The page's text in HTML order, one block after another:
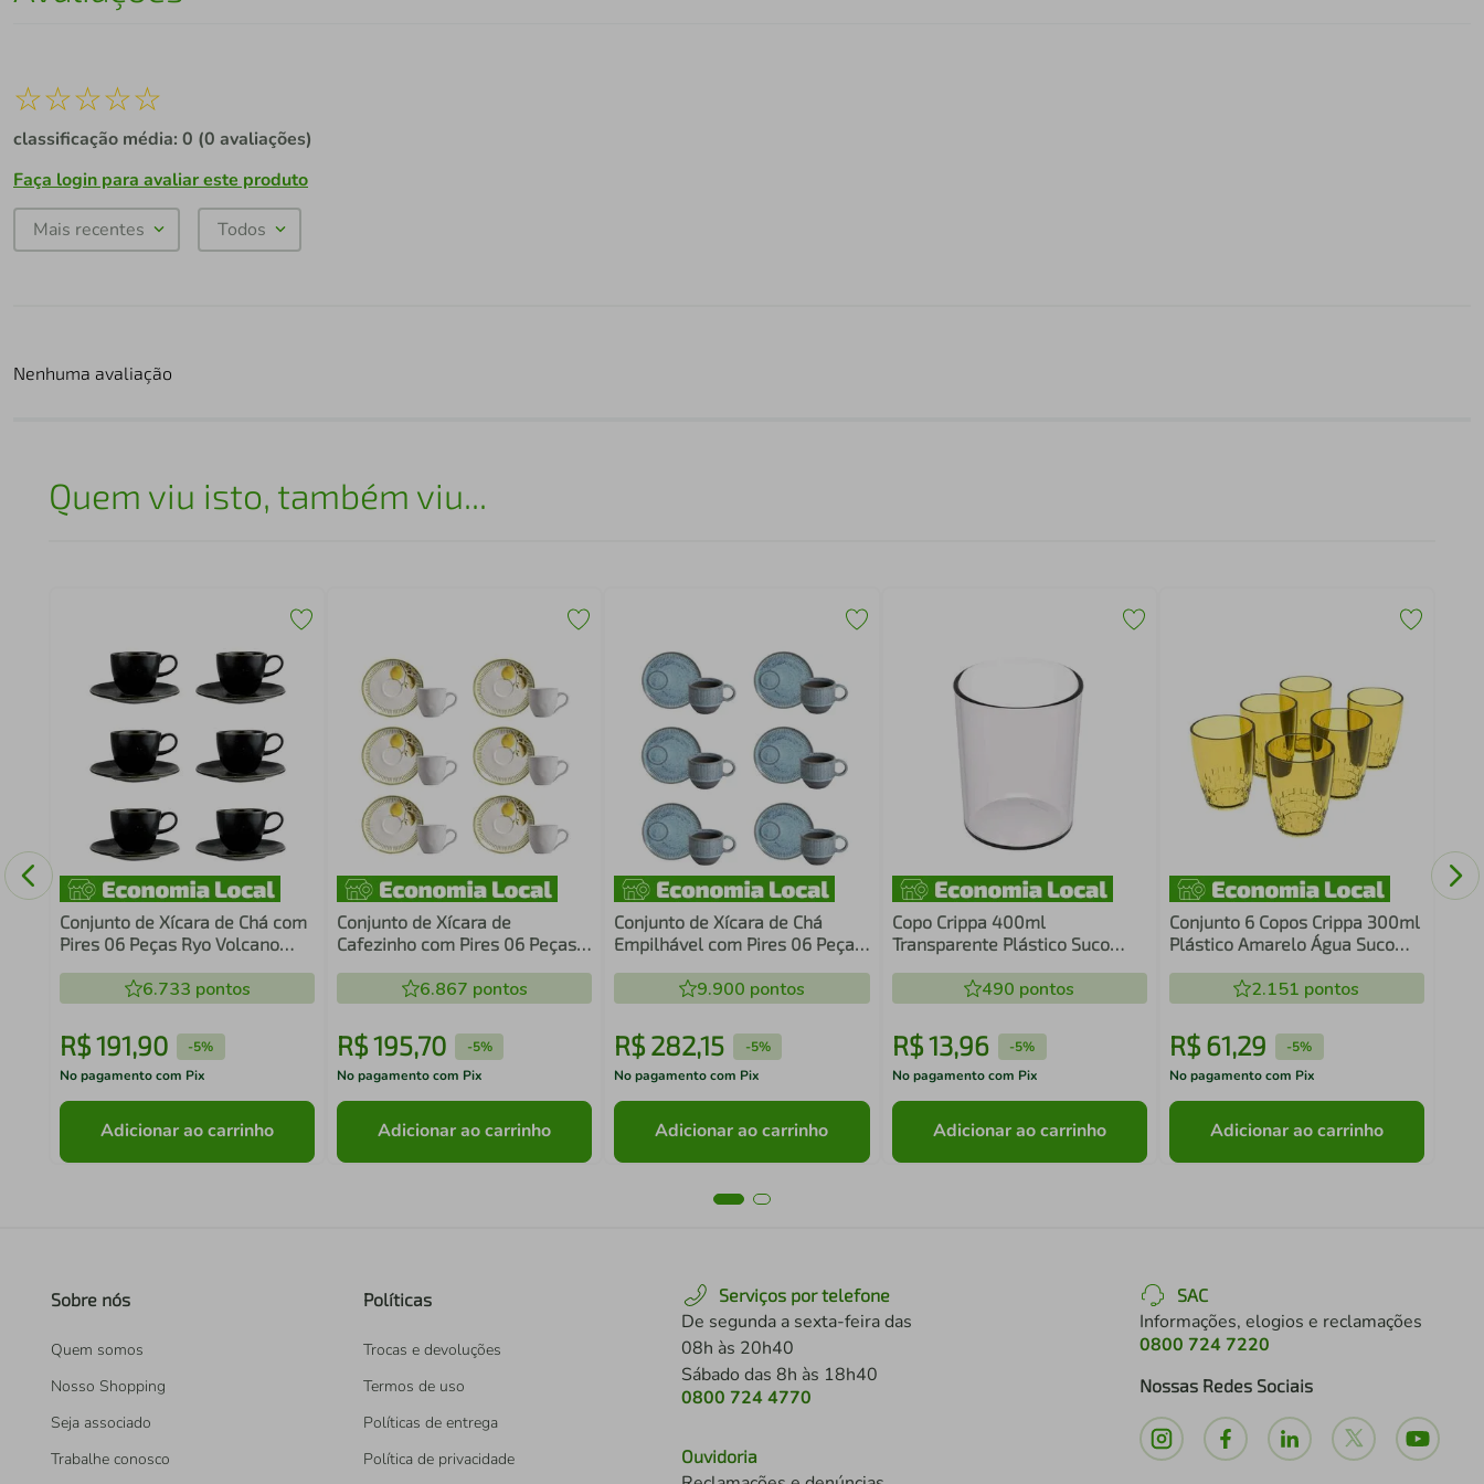
☆☆☆☆☆
classificação média: 0 (0 avaliações)
Faça login para avaliar este produto
Mais recentes Todos
Nenhuma avaliação
Quem viu isto, também viu...
Conjunto de Xícara de Chá com
Pires 06 Peças Ryo Volcano
6.733 pontos
R$191,90 -5%
No pagamento com Pix
Adicionar ao carrinho
Conjunto de Xícara de
Cafezinho com Pires 06 Peças
6.867 pontos
R$195,70 -5%
No pagamento com Pix
Adicionar ao carrinho
Conjunto de Xícara de Chá
Empilhável com Pires 06 Peças
9.900 pontos
R$282,15 -5%
No pagamento com Pix
Adicionar ao carrinho
Copo Crippa 400ml
Transparente Plástico Suco
490 pontos
R$13,96 -5%
No pagamento com Pix
Adicionar ao carrinho
Conjunto 6 Copos Crippa 300ml
Plástico Amarelo Água Suco
2.151 pontos
R$ 61,29 -5%
No pagamento com Pix
Adicionar ao carrinho
Sobre nós
Quem somos
Nosso Shopping
Seja associado
Trabalhe conosco
Políticas
Trocas e devoluções
Termos de uso
Políticas de entrega
Política de privacidade
Serviços por telefone
De segunda a sexta-feira das
08h às 20h40
Sábado das 8h às 18h40
0800 724 4770
Ouvidoria
SAC
Informações, elogios e reclamações
0800 724 7220
Nossas Redes Sociais